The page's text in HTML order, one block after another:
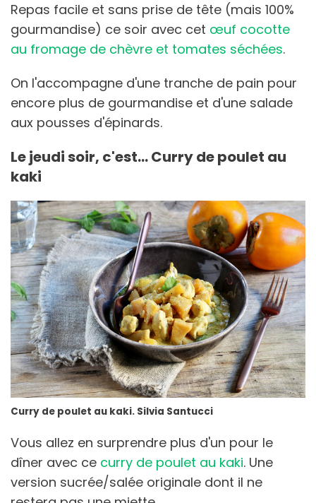
Repas facile et sans prise de tête (mais 100%
gourmandise) ce soir avec cet œuf cocotte
au fromage de chèvre et tomates séchées.
On l'accompagne d'une tranche de pain pour
encore plus de gourmandise et d'une salade
aux pousses d'épinards.
Le jeudi soir, c'est... Curry de poulet au
kaki
Curry de poulet au kaki. Silvia Santucci
Vous allez en surprendre plus d'un pour le
dîner avec ce curry de poulet au kaki. Une
version sucrée/salée originale dont il ne